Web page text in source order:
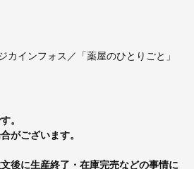
カインフォス／「薬屋のひとりごと」
。
がございます。
後に生産終了・在庫完売などの事情に